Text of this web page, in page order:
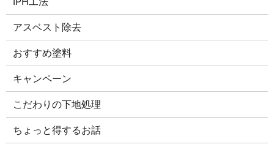
アスベスト除去
おすすめ塗料
キャンペーン
こだわりの下地処理
ちょっと得するお話